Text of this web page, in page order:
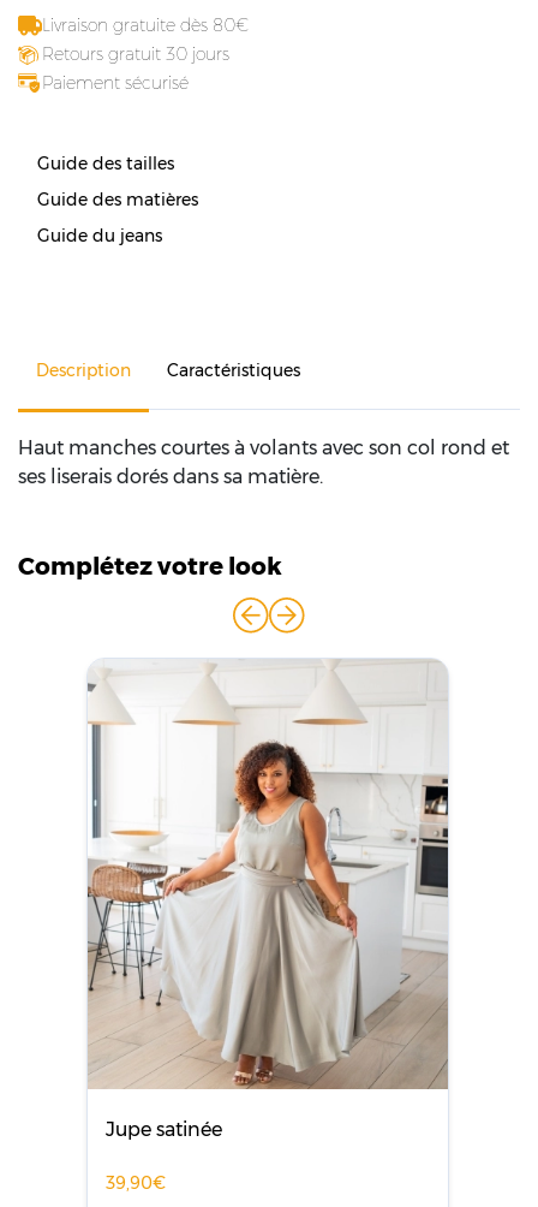
Livraison gratuite dès 80
Retours gratuit 30 jours
Paiement sécurisé
Guide des tailles
Guide des matières
Guide du jeans
Description Caractéristiques
Haut manches courtes à volants avec son col rond et
ses liserais dorés dans sa matière.
Complétez votre look
Jupe satinée
39,90